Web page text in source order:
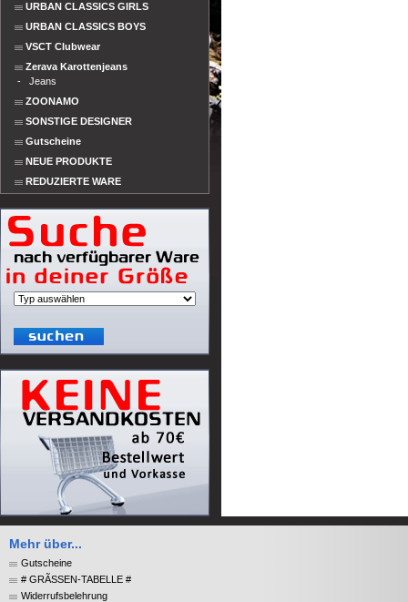
URBAN CLASSICS GIRLS
URBAN CLASSICS BOYS
VSCT Clubwear
Zerava Karottenjeans
- Jeans
ZOONAMO
SONSTIGE DESIGNER
Gutscheine
NEUE PRODUKTE
REDUZIERTE WARE
Mehr über...
Gutscheine
# GRÃSSEN-TABELLE #
Widerrufsbelehrung